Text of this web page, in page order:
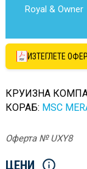
Royal & Owner
ИЗТЕГЛЕТЕ
КРУИЗНА
КОРАБ: MSC
Оферта № UXY8
ЦЕНИ